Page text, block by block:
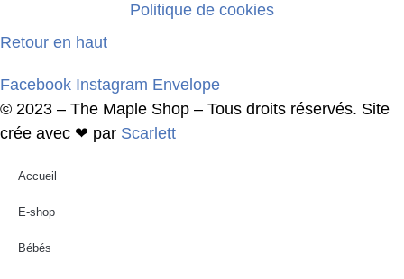
Politique de cookies
Retour en haut
Facebook Instagram Envelope
© 2023 – The Maple Shop – Tous droits réservés. Site
crée avec ❤ par Scarlett
Accueil
E-shop
Bébés